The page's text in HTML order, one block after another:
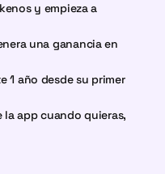
y empieza a
una ganancia en
1 año desde su primer
la app cuando quieras,